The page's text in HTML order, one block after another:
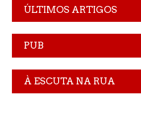
ÚLTIMOS ARTIGOS
PUB
À ESCUTA NA RUA